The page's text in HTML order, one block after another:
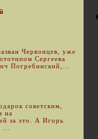
Червонцев, уже
Сергеева
Погребинский,...
советским,
на
за это. А Игорь